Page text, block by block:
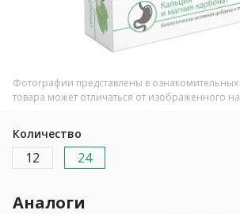
Фотографии представлены в
товара может отличаться от изображенного
Количество
12 24
Аналоги